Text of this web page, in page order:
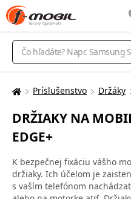
Vyhľadávanie
Tu
nachádzate:
Príslušenstvo Držáky
DRŽIAKY NA
EDGE+
K bezpečnej fixáciu vášho
držiaky. Ich účelom je
s vaším telefónom